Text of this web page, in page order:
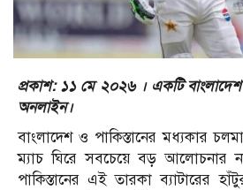
প্রকাশ: ১১ মে ২০২৬ । একটি
অনলাইন।
বাংলাদেশ ও পাকিস্তানের মধ্যকার
ম্যাচ ঘিরে সবচেয়ে বড় আলোচনার
পাকিস্তানের এই তারকা ব্যাটারের